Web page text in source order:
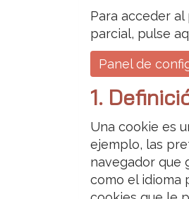
Para acceder
parcial, pulse
Panel de
1.
Una cookie es
ejemplo, las
navegador que
como el idioma